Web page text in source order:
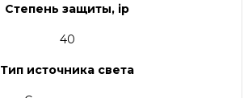
Степень защиты, ip
40
Тип источника света